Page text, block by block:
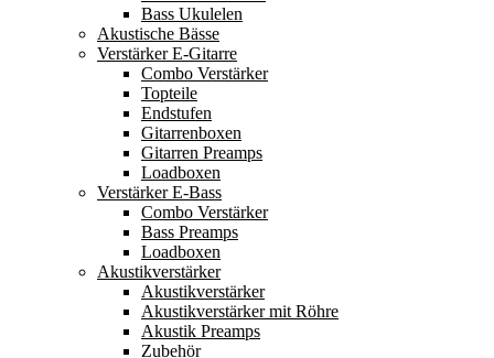
Bass Ukulelen
Akustische Bässe
Verstärker E-Gitarre
Combo Verstärker
Topteile
Endstufen
Gitarrenboxen
Gitarren Preamps
Loadboxen
Verstärker E-Bass
Combo Verstärker
Bass Preamps
Loadboxen
Akustikverstärker
Akustikverstärker
Akustikverstärker mit Röhre
Akustik Preamps
Zubehör